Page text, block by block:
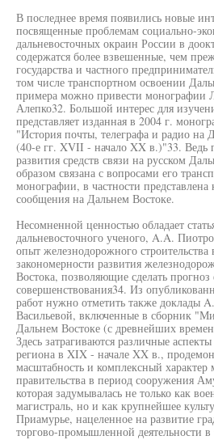
В последнее время появились новые
посвященные проблемам социально-
дальневосточных окраин России в
содержатся более взвешенные, чем
государства и частного
том числе транспортном освоении
примера можно привести монографии
Алепко32. Большой интерес для
представляет изданная в 2004 г.
"История почты, телеграфа и радио на
(40-е гг. XVII - начало XX в.)"33. Ведь
развития средств связи на русском
образом связана с вопросами его
монографии, в частности представлена
сообщения на Дальнем Востоке.
Несомненной ценностью обладает
дальневосточного ученого, A.A.
опыт железнодорожного
закономерности развития
Востока, позволяющие сделать прогноз
совершенствования34. Из
работ нужно отметить также доклады
Васильевой, включенные в сборник
Дальнем Востоке (с древнейших
Здесь затрагиваются различные
региона в XIX - начале XX в.,
масштабность и комплексный характер
правительства в период сооружения
которая задумывалась не только как
магистраль, но и как крупнейшее
Приамурье, нацеленное на развитие
торгово-промышленной деятельности в